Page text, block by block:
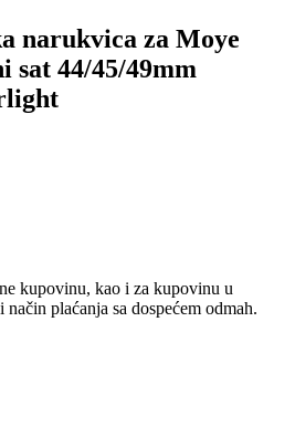
narukvica za Moye
sat 44/45/49mm
kupovinu, kao i za kupovinu u
plaćanja sa dospećem odmah.